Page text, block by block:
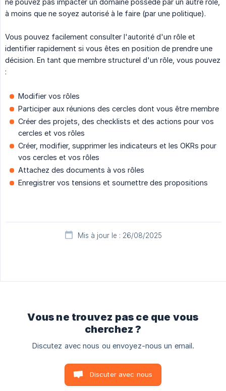
à moins que ne soyez autorisé à le faire (par une politique).
Vous pouvez facilement consulter l'autorité d'un rôle et
identifier rapidement si vous êtes en position de prendre une
décision. En tant que membre structurel d'un rôle, vous pouvez
:
Modifier vos rôles
Participer aux réunions des cercles dont vous être membre
Créer des projets, des checklists et des actions pour vos
cercles et vos rôles
Créer, modifier, supprimer les indicateurs et les OKRs pour
vos cercles et vos rôles
Attachez des documents à vos rôles
Enregistrer vos tensions et soumettre des propositions
Mis à jour le : 26/08/2025
Vous ne trouvez pas ce que vous
cherchez ?
Discutez avec nous ou envoyez-nous un email.
Discuter avec nous